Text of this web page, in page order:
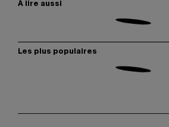
À lire aussi
Les plus populaires